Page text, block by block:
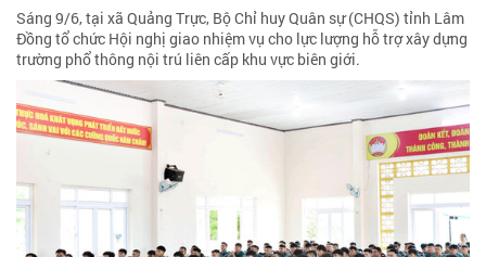
Sáng 9/6, tại xã Quảng Trực, Bộ Chỉ huy Quân sự (CHQS) tỉnh Lâm
Đồng tổ chức Hội nghị giao nhiệm vụ cho lực lượng hỗ trợ xây dựng
trường phổ thông nội trú liên cấp khu vực biên giới.